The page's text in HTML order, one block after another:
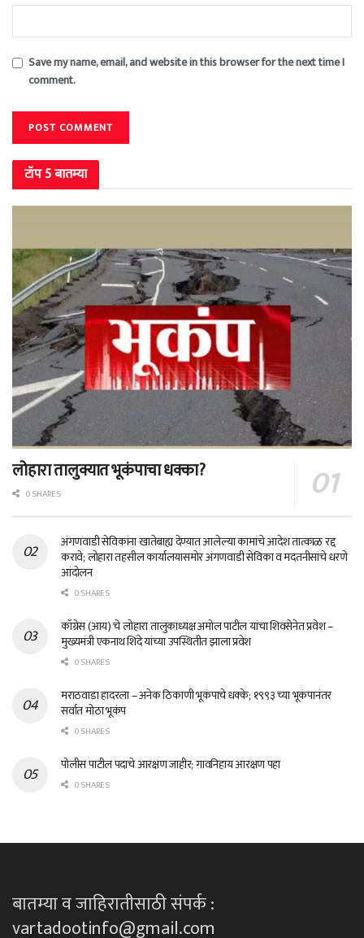
Save my name, email, and website in this browser for the next time I
comment.
टॉप 5 बातम्या
लोहारा तालुक्यात भूकंपाचा धक्का?
0 SHARES
अंगणवाडी सेविकांना खातेबाह्य देण्यात आलेल्या कामांचे आदेश तात्काळ रद्द
करावे; लोहारा तहसील कार्यालयासमोर अंगणवाडी सेविका व मदतनीसांचे धरणे
आंदोलन
0 SHARES
काँग्रेस (आय) चे लोहारा तालुकाध्यक्ष अमोल पाटील यांचा शिवसेनेत प्रवेश –
मुख्यमंत्री एकनाथ शिंदे यांच्या उपस्थितीत झाला प्रवेश
0 SHARES
मराठवाडा हादरला – अनेक ठिकाणी भूकंपाचे धक्के; १९९३ च्या भूकंपानंतर
सर्वात मोठा भूकंप
0 SHARES
पोलीस पाटील पदाचे आरक्षण जाहीर; गावनिहाय आरक्षण पहा
0 SHARES
बातम्या व जाहिरातीसाठी संपर्क :
vartadootinfo@gmail.com